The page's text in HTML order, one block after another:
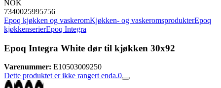
NOK
7340025995756
Epoq kjøkken og vaskeromKjøkken- og vaskeromsprodukterEpoq
kjøkkenserierEpoq Integra
Epoq Integra White dør til kjøkken 30x92
Varenummer: E10503009250
Dette produktet er ikke rangert enda.0